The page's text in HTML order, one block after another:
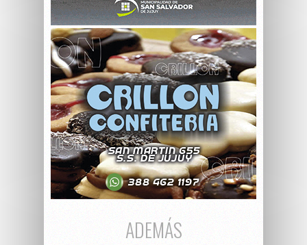
ADEMÁS